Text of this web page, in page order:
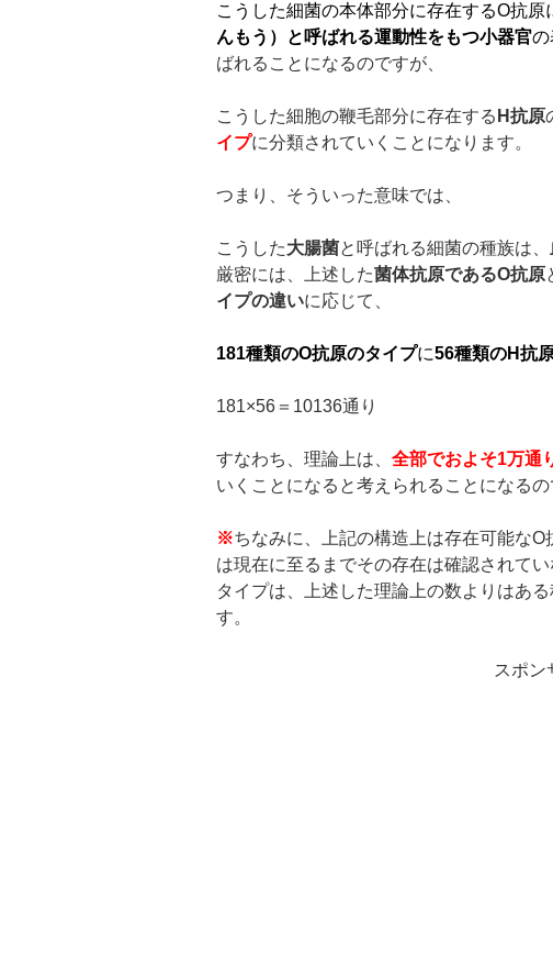
こうした細菌の本体部分に存在するO抗
んもう）と呼ばれる運動性をもつ小器官の
ばれることになるのですが、
こうした細胞の鞭毛部分に存在する H抗原
イプに分類されていくことになります。
つまり、そういった意味では、
こうした大腸菌と呼ばれる細菌の種族は、
厳密には、上述した菌体抗原であるO抗原
イプの違いに応じて、
181種類のO抗原のタイプに56種類のH抗
181×56＝10136通り
すなわち、理論上は、 全部でおよそ1万通
いくことになると考えられることになるの
※ちなみに、上記の構造上は存在可能な
は現在に至るまでその存在は確認されて
タイプは、上述した理論上の数よりはあ
す。
スポン